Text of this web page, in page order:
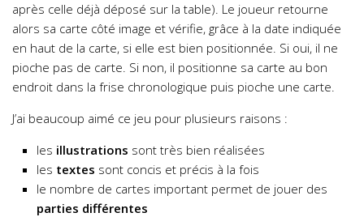
après celle déjà déposé sur la table). Le joueur retourne
alors sa carte côté image et vérifie, grâce à la date indiquée
en haut de la carte, si elle est bien positionnée. Si oui, il ne
pioche pas de carte. Si non, il positionne sa carte au bon
endroit dans la frise chronologique puis pioche une carte.
J’ai beaucoup aimé ce jeu pour plusieurs raisons :
les illustrations sont très bien réalisées
les textes sont concis et précis à la fois
le nombre de cartes important permet de jouer des
parties différentes